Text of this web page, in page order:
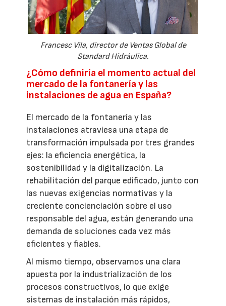
Francesc Vila, director de Ventas Global de
Standard Hidráulica.
¿Cómo definiría el momento actual del
mercado de la fontanería y las
instalaciones de agua en España?
El mercado de la fontanería y las
instalaciones atraviesa una etapa de
transformación impulsada por tres grandes
ejes: la eficiencia energética, la
sostenibilidad y la digitalización. La
rehabilitación del parque edificado, junto con
las nuevas exigencias normativas y la
creciente concienciación sobre el uso
responsable del agua, están generando una
demanda de soluciones cada vez más
eficientes y fiables.
Al mismo tiempo, observamos una clara
apuesta por la industrialización de los
procesos constructivos, lo que exige
sistemas de instalación más rápidos,